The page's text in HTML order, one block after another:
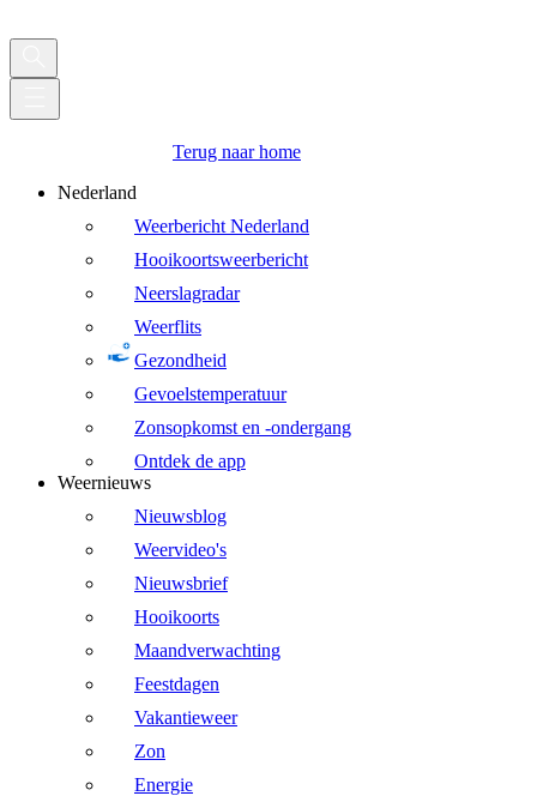
Terug naar home
Nederland
Weerbericht Nederland
Hooikoortsweerbericht
Neerslagradar
Weerflits
Gezondheid
Gevoelstemperatuur
Zonsopkomst en -ondergang
Ontdek de app
Weernieuws
Nieuwsblog
Weervideo's
Nieuwsbrief
Hooikoorts
Maandverwachting
Feestdagen
Vakantieweer
Zon
Energie